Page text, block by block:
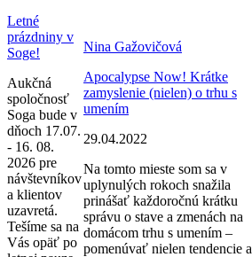
Letné
prázdniny v
Soge!
Aukčná
spoločnosť
Soga bude v
dňoch 17.07.
- 16. 08.
2026 pre
návštevníkov
a klientov
uzavretá.
Tešíme sa na
Vás opäť po
Nina Gažovičová
Apocalypse Now! Krátke
zamyslenie (nielen) o trhu s
umením
29.04.2022
Na tomto mieste som sa v
uplynulých rokoch snažila
prinášať každoročnú krátku
správu o stave a zmenách na
domácom trhu s umením –
pomenúvať nielen tendencie a